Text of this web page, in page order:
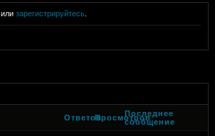
илизарегистрируйтесь
ОтветовПросмотровПоследнее
сообщение